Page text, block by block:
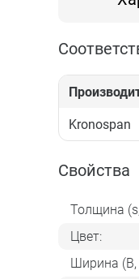
Kronospan
Свойства
Толщина
Цвет:
Ширина